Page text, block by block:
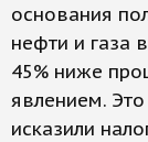
основания
нефти и газа
45% ниже
явлением.
исказили